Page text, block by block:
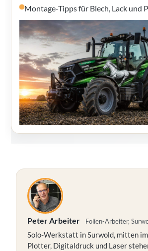
Montage-Tipps für Blech, Lack und
Peter Arbeiter Folien-Arbeiter,
Solo-Werkstatt in Surwold, mitten
Plotter, Digitaldruck und Laser